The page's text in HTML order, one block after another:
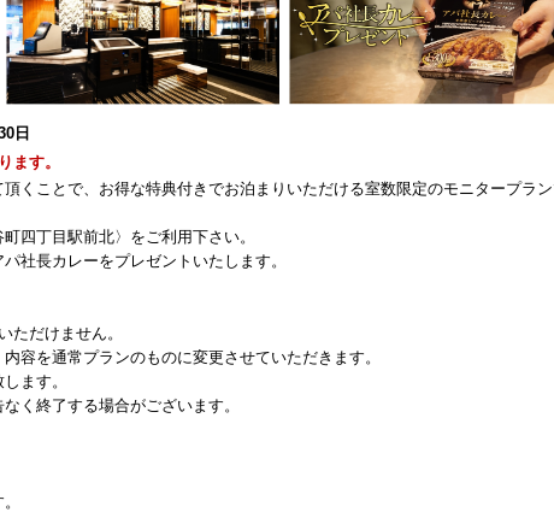
日
ます。
くことで、お得な特典付きでお泊まりいただける室数限定のモニタープラ
四丁目駅前北〉をご利用下さい。
社長カレーをプレゼントいたします。
ただけません。
容を通常プランのものに変更させていただきます。
ます。
く終了する場合がございます。